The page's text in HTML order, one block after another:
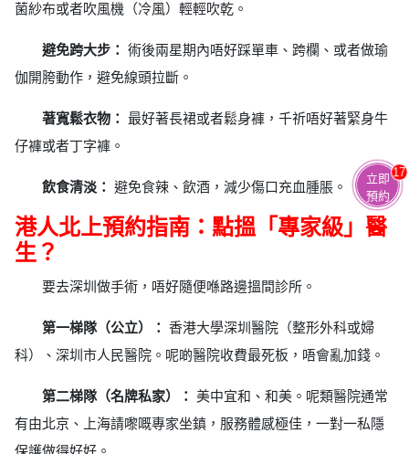
菌紗布或者吹風機（冷風）輕輕吹乾。
避免跨大步： 術後兩星期內唔好踩單車、跨欄、或者做瑜
伽開胯動作，避免線頭拉斷。
著寬鬆衣物： 最好著長裙或者鬆身褲，千祈唔好著緊身牛
仔褲或者丁字褲。
飲食清淡： 避免食辣、飲酒，減少傷口充血腫脹。
港人北上預約指南：點搵「專家級」醫
生？
要去深圳做手術，唔好隨便喺路邊搵間診所。
第一梯隊（公立）： 香港大學深圳醫院（整形外科或婦
科）、深圳市人民醫院。呢啲醫院收費最死板，唔會亂加錢。
第二梯隊（名牌私家）： 美中宜和、和美。呢類醫院通常
有由北京、上海請嚟嘅專家坐鎮，服務體感極佳，一對一私隱
保護做得好好。
立即
預約
17